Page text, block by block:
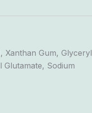
Xanthan Gum, Glyceryl
Glutamate, Sodium